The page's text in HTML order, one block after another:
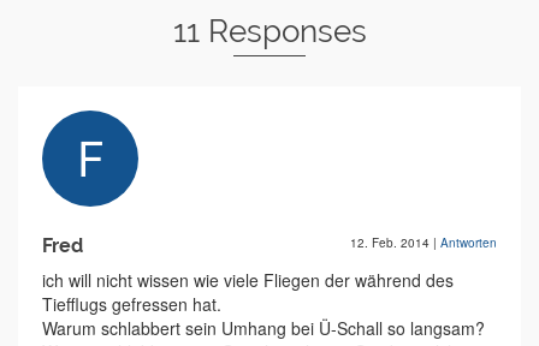
11 Responses
Fred 12. Feb. 2014 | Antworten
ich will nicht wissen wie viele Fliegen der während des
Tiefflugs gefressen hat.
Warum schlabbert sein Umhang bei Ü-Schall so langsam?